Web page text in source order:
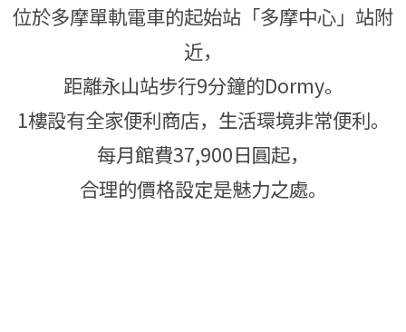
位於多摩單軌電車的起始站「多摩中心」站附
近，
距離永山站步行9分鐘的Dormy。
1樓設有全家便利商店，生活環境非常便利。
每月館費37,900日圓起，
合理的價格設定是魅力之處。